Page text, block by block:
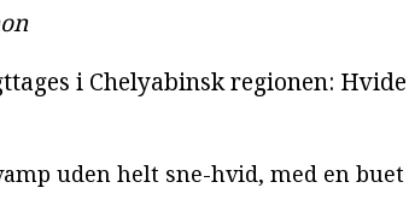
i Chelyabinsk regionen:
uden helt sne-hvid, med en